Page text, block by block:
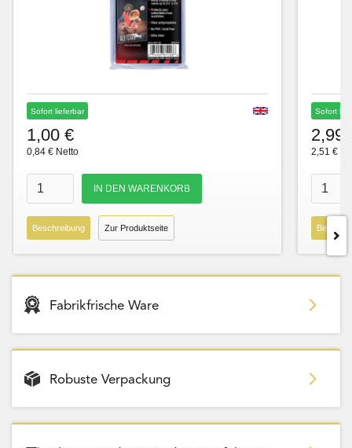
Sofort lieferbar
1,00 €
0,84 € Netto
Beschreibung Zur Produktseite
Sofort
2,99
2,51 €
Fabrikfrische Ware
Robuste Verpackung